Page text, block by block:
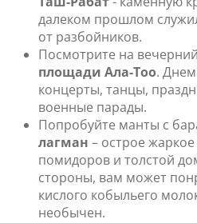
далеком прошлом
от разбойников.
Посмотрите на
площади Ала-Тоо.
концерты, танцы,
военные парады.
Попробуйте манты с
лагман – острое жаркое
помидоров и толстой
стороны, вам может
кислого кобыльего
необычен.